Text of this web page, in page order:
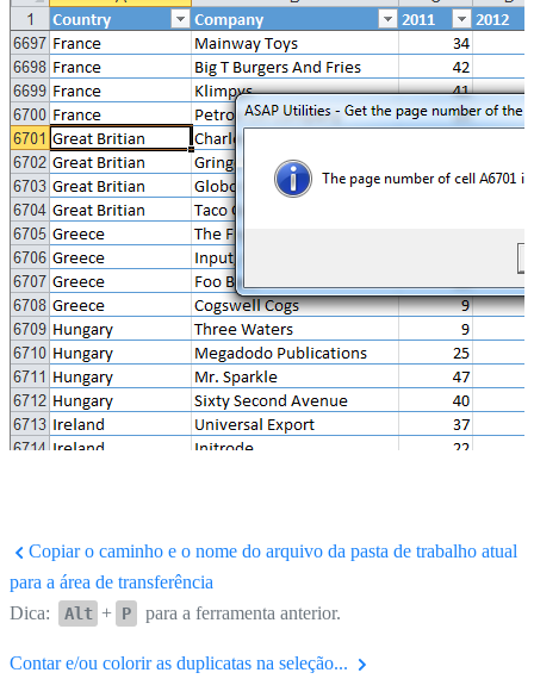
Copiar o caminho e o nome do arquivo da pasta de trabalho atual
para a área de transferência
Dica:
Alt + P para a ferramenta anterior.
Contar e/ou colorir as duplicatas na seleção...